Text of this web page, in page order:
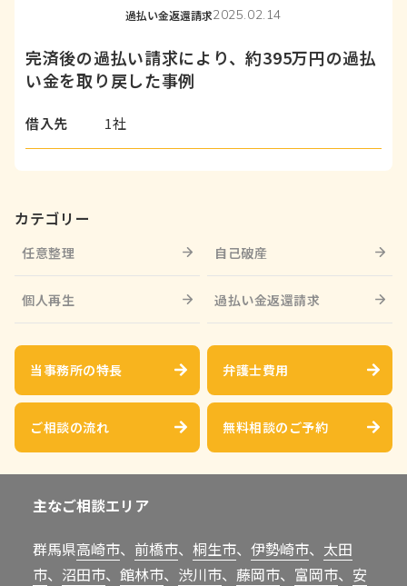
過払い金返還請求2025.02.14
完済後の過払い請求により、約395万円の過払
い金を取り戻した事例
借入先 1社
カテゴリー
任意整理 自己破産
個人再生 過払い金返還請求
当事務所の特長 弁護士費用
ご相談の流れ 無料相談のご予約
主なご相談エリア
群馬県高崎市、 前橋市、 桐生市、 伊勢崎市、 太田
市、 沼田市、 館林市、 渋川市、 藤岡市、 富岡市、 安